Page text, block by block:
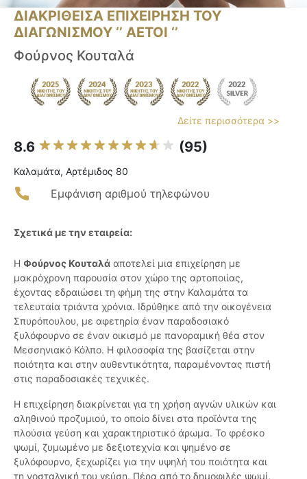
ΔΙΑΚΡΙΘΕΙΣΑ ΕΠΙΧΕΙΡΗΣΗ ΤΟΥ
ΔΙΑΓΩΝΙΣΜΟΥ ‘’ ΑΕΤΟΙ ‘’
Φούρνος Κουταλά
Δείτε περισσότερα >>
8.6 (95)
Καλαμάτα, Αρτέμιδος 80
Εμφάνιση αριθμού τηλεφώνου
Σχετικά με την εταιρεία:
Η Φούρνος Κουταλά αποτελεί μια επιχείρηση με
μακρόχρονη παρουσία στον χώρο της αρτοποιίας,
έχοντας εδραιώσει τη φήμη της στην Καλαμάτα τα
τελευταία τριάντα χρόνια. Ιδρύθηκε από την οικογένεια
Σπυρόπουλου, με αφετηρία έναν παραδοσιακό
ξυλόφουρνο σε έναν οικισμό με πανοραμική θέα στον
Μεσσηνιακό Κόλπο. Η φιλοσοφία της βασίζεται στην
ποιότητα και στην αυθεντικότητα, παραμένοντας πιστή
στις παραδοσιακές τεχνικές.
Η επιχείρηση διακρίνεται για τη χρήση αγνών υλικών και
αληθινού προζυμιού, το οποίο δίνει στα προϊόντα της
πλούσια γεύση και χαρακτηριστικό άρωμα. Το φρέσκο
ψωμί, ζυμωμένο με δεξιοτεχνία και ψημένο σε
ξυλόφουρνο, ξεχωρίζει για την υψηλή του ποιότητα και
τη νοσταλγική του γεύση. Πέρα από το δημοφιλές ψωμί,